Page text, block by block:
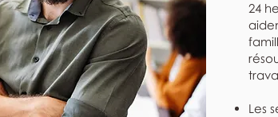
24
Les